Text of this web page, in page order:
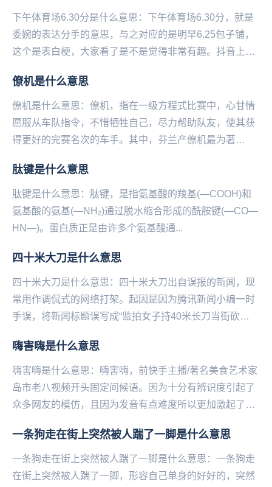
下午体育场6.30分是什么意思：下午体育场6.30分，就是
委婉的表达分手的意思，与之对应的是明早6.25包子铺，
这个是表白梗，大家看了是不是觉得非常有趣。抖音上有
僚机是什么意思
僚机是什么意思：僚机，指在一级方程式比赛中，心甘情
愿服从车队指令，不惜牺牲自己，尽力帮助队友，使其获
得更好的完赛名次的车手。其中，芬兰产僚机最为著
肽键是什么意思
肽键是什么意思：肽‌‌‌‌‌‌‌‌‌‌键，是指氨基酸的羧基(—COOH)和
氨基酸的氨基(—NH₂)通过脱水缩合形成的酰胺键(—CO—
HN—)。蛋白质正是由许多个氨基酸通...
四十米大刀是什么意思
四十米大刀是什么意思：四十米大刀出自误报的新闻，现
常用作调侃式的网络打架。起因是因为腾讯新闻小编一时
手误，将新闻标题误写成“监拍女子持40米长刀当街砍
嗨害嗨是什么意思
嗨害嗨是什么意思：嗨害嗨，前快手主播/著名‌‌‌‌‌‌美食艺术家
岛市老八视频开头固定问候语。因为十分有辨识度引起了
众多网友的模仿，且因为发音有点难度所以更加激起了大
一条狗走在街上突然被人踹了一脚是什么意思
一条狗走在街上突然被人踹了一脚是什么意思：一条狗走
在街上突然被人踹了一脚，形容自己单身的好好的，突然